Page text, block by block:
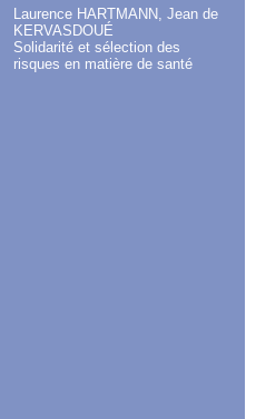
Laurence HARTMANN, Jean de
KERVASDOUÉ
Solidarité et sélection des
risques en matière de santé